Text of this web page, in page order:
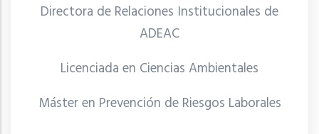
Directora de Relaciones Institucionales de
ADEAC
Licenciada en Ciencias Ambientales
Máster en Prevención de Riesgos Laborales